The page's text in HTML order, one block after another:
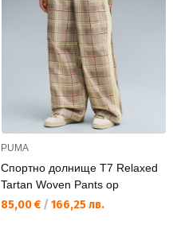
PUMA
Спортно долнище T7 Relaxed
Tartan Woven Pants op
Текуща цена:
85,00 € / 166,25 лв.